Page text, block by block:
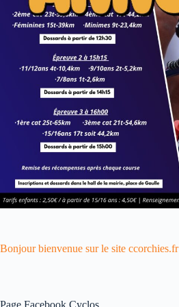
Bonjour bienvenue sur le site ccorchies.fr
Page Facebook Cyclos